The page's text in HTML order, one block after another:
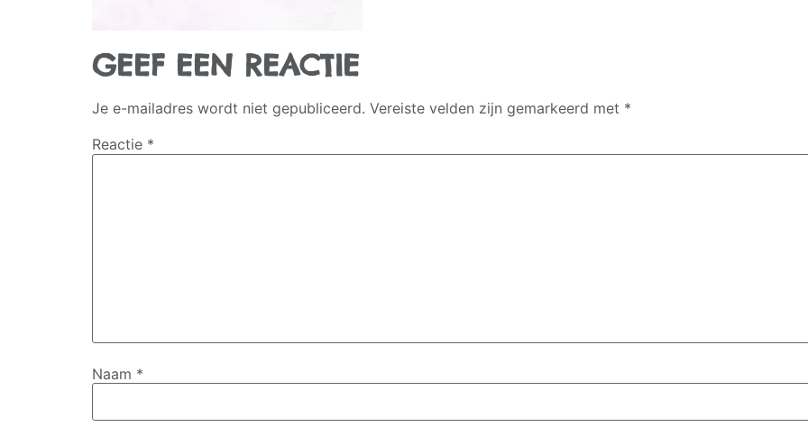
GEEF EEN REACTIE
Je e-mailadres wordt niet gepubliceerd. Vereiste velden zijn gemarkeerd met *
Reactie *
Naam *